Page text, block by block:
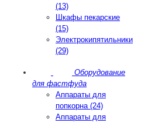
(13)
Шкафы пекарские
(15)
Электрокипятильники
(29)
Оборудование
для фастфуда
Аппараты для
попкорна (24)
Аппараты для